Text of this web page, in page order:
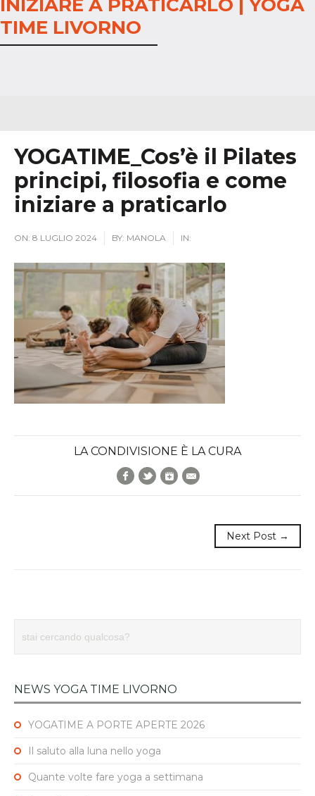
INIZIARE A PRATICARLO | YOGA
TIME LIVORNO
YOGATIME_Cos’è il Pilates
principi, filosofia e come
iniziare a praticarlo
ON: 8 LUGLIO 2024 BY: MANOLA IN:
LA CONDIVISIONE È LA CURA
Facebook
TwitterGoogle+
Next Post →
NEWS YOGA TIME LIVORNO
YOGATIME A PORTE APERTE 2026
Il saluto alla luna nello yoga
Quante volte fare yoga a settimana